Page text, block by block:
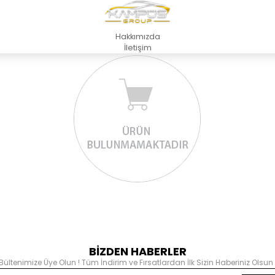
Hakkımızda
İletişim
BİZDEN HABERLER
Üye Olun ! Tüm İndirim ve Fırsatlardan İlk Sizin Haberiniz Olsun